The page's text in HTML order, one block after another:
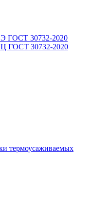
ГОСТ 30732-2020
ГОСТ 30732-2020
термоусаживаемых